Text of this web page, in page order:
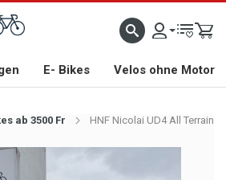
AN RENNRÄDERN, GRAVEL, E-BIKES UND
E- Bikes Velos ohne Motor
ab 3500 Fr HNF Nicolai UD4 All Terrain